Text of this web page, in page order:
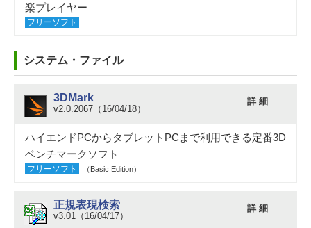
楽プレイヤー
フリーソフト
システム・ファイル
3DMark
v2.0.2067（16/04/18）
詳 細
ハイエンドPCからタブレットPCまで利用できる定番3D
ベンチマークソフト
フリーソフト （Basic Edition）
正規表現検索
v3.01（16/04/17）
詳 細